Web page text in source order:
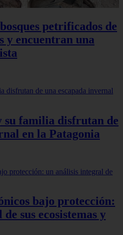
petrificados de
y encuentran una
su familia disfrutan de
en la Patagonia
bajo protección:
sus ecosistemas y